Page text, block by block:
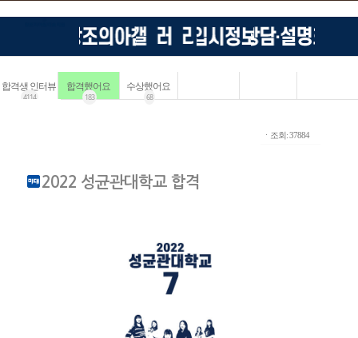
합격생 인터뷰
4114
합격했어요
183
수상했어요
68
ㆍ조회: 37884
2022 성균관대학교 합격